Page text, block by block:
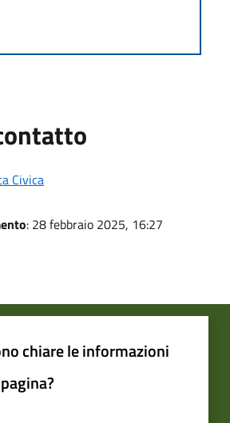
Civica
: 28 febbraio 2025, 16:27
chiare le informazioni